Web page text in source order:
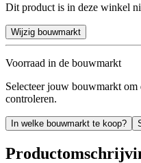
Dit product is in deze winkel
Wijzig bouwmarkt
Voorraad in de bouwmarkt
Selecteer jouw bouwmarkt
controleren.
In welke bouwmarkt te koop?